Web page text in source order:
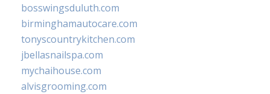
bosswingsduluth.com
birminghamautocare.com
tonyscountrykitchen.com
jbellasnailspa.com
mychaihouse.com
alvisgrooming.com